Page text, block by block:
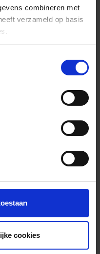
combineren met
verzameld op basis
cookies